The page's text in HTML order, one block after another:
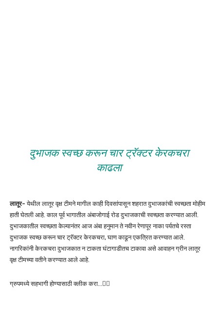
दुभाजक स्वच्छ करून चार ट्रॅक्टर केरकचरा
काढला
लातूर- येथील लातूर वृक्ष टीमने मागील काही दिवसांपासून शहरात दुभाजकांची स्वच्छता मोहीम
हाती घेतली आहे. काल पूर्व भागातील अंबाजोगाई रोड दुभाजकाची स्वच्छता करण्यात आली.
दुभाजकातील स्वच्छता केल्यानंतर आज अंबा हनुमान ते नवीन रेणापूर नाका पर्यतचे रस्ता
दुभाजक स्वच्छ करून चार ट्रॅक्टर केरकचरा, घाण काढून एकत्रित करण्यात आले.
नागरिकांनी केरकचरा दुभाजकात न टाकता घंटागाडीतच टाकावा असे आवाहन ग्रीन लातूर
वृक्ष टीमच्या वतीने करण्यात आले आहे.
ग्रुपमध्ये सहभागी होण्यासाठी क्लीक करा…👆🏻